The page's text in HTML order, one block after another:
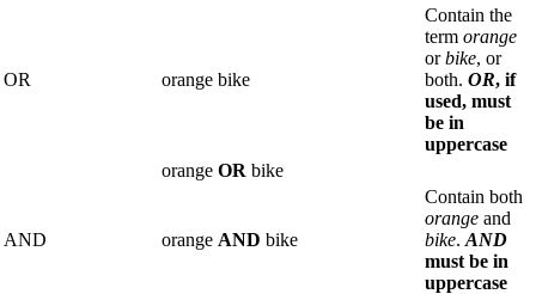
OR orange bike
Contain the
term orange
orbike, or
both. OR, if
used, must
be in
uppercase
orange OR bike
AND orange AND bike
Contain both
orange and
bike. AND
must be in
uppercase